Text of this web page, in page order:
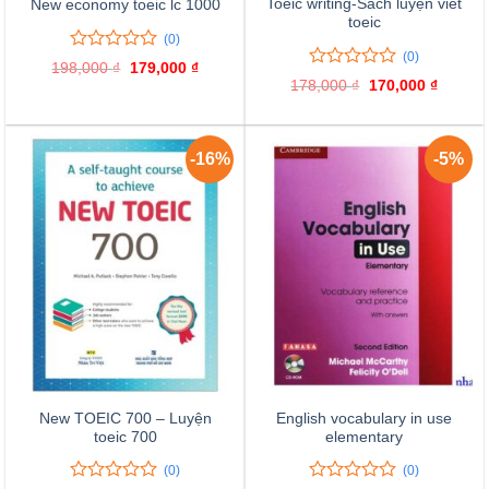
New economy toeic lc 1000
0
trên
0
(0)
198,000₫
Giá
179,000 ₫Giá
179,000 ₫.
Toeic writing-Sách luyện viết
toeic
0
trên
0
giá
(0)
178,000₫
Giá
178,000 ₫.
170,000 ₫Giá
là:
-16%
New TOEIC 700 – Luyện
toeic 700
(0)
-5%
English vocabulary in use
elementary
(0)